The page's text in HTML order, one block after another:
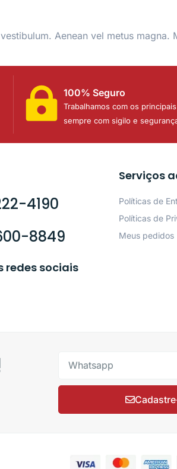
Aenean vel metus magna.
100% Seguro
Trabalhamos com os
sempre com sigilo e
4190
8849
redes sociais
Serviços
Políticas de
Políticas de
Meus pedidos